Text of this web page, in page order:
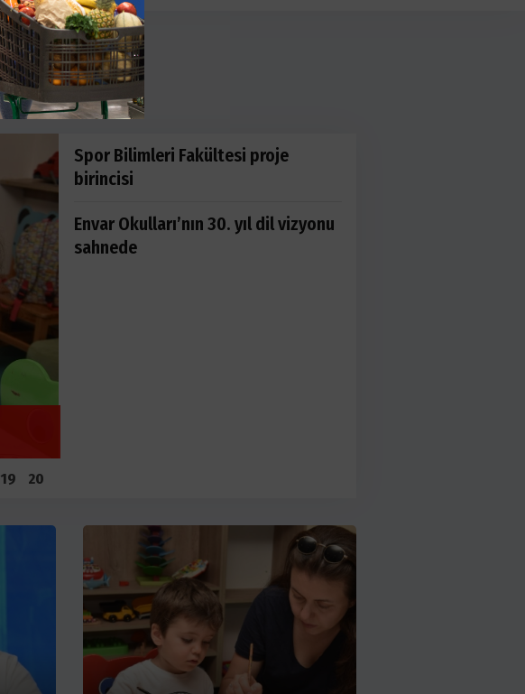
19 20
Spor Bilimleri Fakültesi proje
birincisi
Envar Okulları’nın 30. yıl dil vizyonu
sahnede